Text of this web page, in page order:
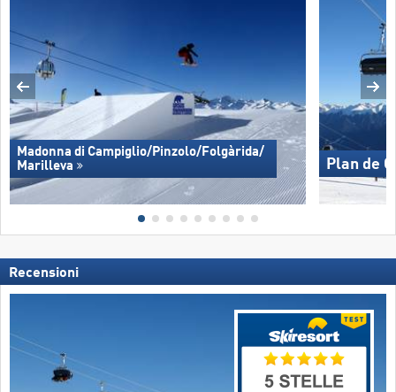
Madonna di Campiglio/​Pinzolo/​Folgàrida/​
Marilleva
Plan de
Recensioni